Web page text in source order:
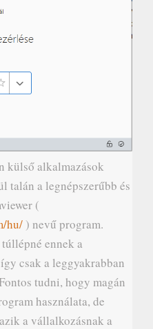
külső alkalmazások
talán a legnépszerűbb és
(
hu/ ) nevű program.
ennek a
csak a leggyakrabban
tudni, hogy magán
használata, de
a vállalkozásnak a